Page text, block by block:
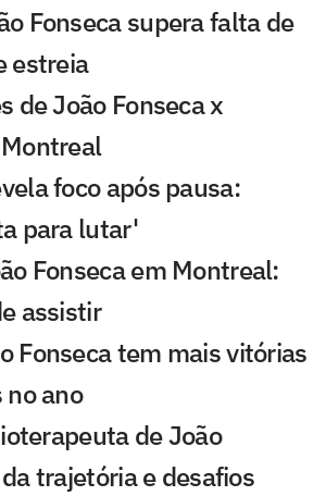
Fonseca supera falta de
estreia
de João Fonseca x
foco após pausa:
para lutar'
Fonseca em Montreal:
assistir
Fonseca tem mais vitórias
no ano
de João
trajetória e desafios